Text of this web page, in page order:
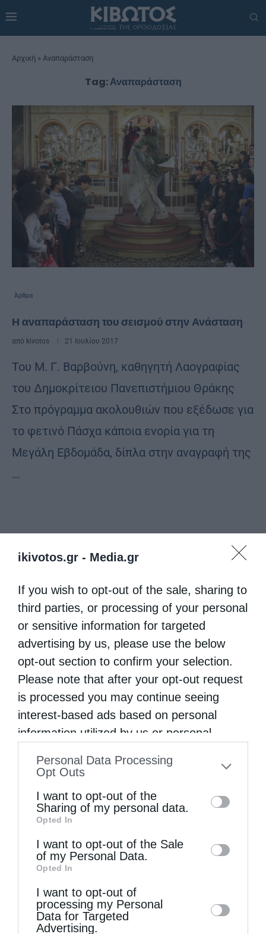
ikivotos.gr - Media.gr
If you wish to opt-out of the sale, sharing to
third parties, or processing of your personal
or sensitive information for targeted
advertising by us, please use the below
opt-out section to confirm your selection.
Please note that after your opt-out request
is processed you may continue seeing
interest-based ads based on personal
information utilized by us or personal
to your opt-out. You may separately opt-out
information by third parties on the IAB’s list
of downstream participants. This
information may also be disclosed by us to
third parties on theIAB’s List of
Downstream Participants
disclose it to other third parties.
Personal Data Processing
Opt Outs
I want to opt-out of the
Sharing of my personal data.
Opted In
I want to opt-out of the Sale
of my Personal Data.
Opted In
I want to opt-out of
processing my Personal
Data for Targeted
Advertising.
Αρχική » Αναπαράσταση
Tag:Αναπαράσταση
Άρθρα
Η αναπαράσταση του σεισμού στην Ανάσταση
από kivotos 21 Ιουλίου 2017
Του Μ. Γ. Βαρβούνη, καθηγητή Λαογραφίας
του Δημοκρίτειου Πανεπιστήμιου Θράκης
Στο πρόγραμμα ακολουθιών που εξέδωσε για
το φετινό Πάσχα κάποια ενορία για τη
Μεγάλη Εβδομάδα, δίπλα στην αναγραφή της
…
Τελευταία άρθρα
Κακό και εκδίκηση